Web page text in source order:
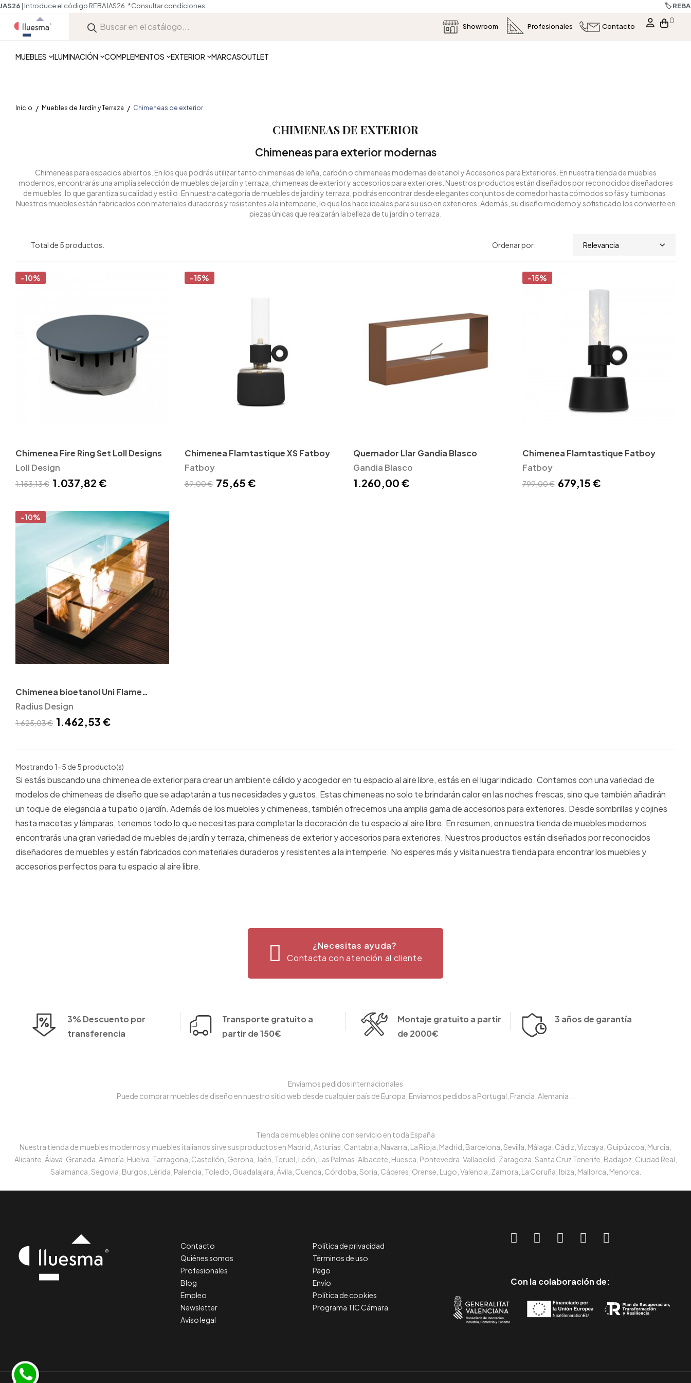
Showroom Profesionales Contacto
0
MUEBLES ILUMINACIÓN COMPLEMENTOS EXTERIOR MARCASOUTLET
Inicio Muebles de Jardín y Terraza Chimeneas de exterior
CHIMENEAS DE EXTERIOR
Chimeneas para exterior modernas
Chimeneas para espacios abiertos. En los que podrás utilizar tanto chimeneas de leña, carbón o chimeneas modernas de etanol y Accesorios para Exteriores. En nuestra tienda de muebles
modernos, encontrarás una amplia selección de muebles de jardín y terraza, chimeneas de exterior y accesorios para exteriores. Nuestros productos están diseñados por reconocidos diseñadores
de muebles, lo que garantiza su calidad y estilo. En nuestra categoría de muebles de jardín y terraza, podrás encontrar desde elegantes conjuntos de comedor hasta cómodos sofás y tumbonas.
Nuestros muebles están fabricados con materiales duraderos y resistentes a la intemperie, lo que los hace ideales para su uso en exteriores. Además, su diseño moderno y sofisticado los convierte en
piezas únicas que realzarán la belleza de tu jardín o terraza.
Total de 5 productos. Ordenar por: Relevancia
-10%
Chimenea Fire Ring Set Loll Designs
Loll Design
1.153,13 € 1.037,82 €
-15%
Chimenea Flamtastique XS Fatboy
Fatboy
89,00 € 75,65 €
Quemador Llar Gandia Blasco
Gandia Blasco
1.260,00 €
-15%
Chimenea Flamtastique Fatboy
Fatboy
799,00 € 679,15 €
-10%
Chimenea bioetanol Uni Flame
Radius design
Radius Design
1.625,03 € 1.462,53 €
Mostrando 1-5 de 5 producto(s)
Si estás buscando una chimenea de exterior para crear un ambiente cálido y acogedor en tu espacio al aire libre, estás en el lugar indicado. Contamos con una variedad de
modelos de chimeneas de diseño que se adaptarán a tus necesidades y gustos. Estas chimeneas no solo te brindarán calor en las noches frescas, sino que también añadirán
un toque de elegancia a tu patio o jardín. Además de los muebles y chimeneas, también ofrecemos una amplia gama de accesorios para exteriores. Desde sombrillas y cojines
hasta macetas y lámparas, tenemos todo lo que necesitas para completar la decoración de tu espacio al aire libre. En resumen, en nuestra tienda de muebles modernos
encontrarás una gran variedad de muebles de jardín y terraza, chimeneas de exterior y accesorios para exteriores. Nuestros productos están diseñados por reconocidos
diseñadores de muebles y están fabricados con materiales duraderos y resistentes a la intemperie. No esperes más y visita nuestra tienda para encontrar los muebles y
accesorios perfectos para tu espacio al aire libre.
¿Necesitas ayuda?
Contacta con atención al cliente
3% Descuento por
transferencia
Transporte gratuito a
partir de 150€
Montaje gratuito a partir
de 2000€
3 años de garantía
Enviamos pedidos internacionales
Puede comprar muebles de diseño en nuestro sitio web desde cualquier país de Europa, Enviamos pedidos a Portugal, Francia, Alemania...
Tienda de muebles online con servicio en toda España
Nuestra tienda de muebles modernos y muebles italianos sirve sus productos en Madrid, Asturias, Cantabria, Navarra, La Rioja, Madrid, Barcelona, Sevilla, Málaga, Cádiz, Vizcaya, Guipúzcoa, Murcia,
Alicante, Álava, Granada, Almería, Huelva, Tarragona, Castellón, Gerona, Jaén, Teruel, León, Las Palmas, Albacete, Huesca, Pontevedra, Valladolid, Zaragoza, Santa Cruz Tenerife, Badajoz, Ciudad Real,
Salamanca, Segovia, Burgos, Lérida, Palencia, Toledo, Guadalajara, Ávila, Cuenca, Córdoba, Soria, Cáceres, Orense, Lugo, Valencia, Zamora, La Coruña, Ibiza, Mallorca, Menorca.
Contacto
Quiénes somos
Profesionales
Blog
Empleo
Newsletter
Aviso legal
Política de privacidad
Términos de uso
Pago
Envío
Política de cookies
Programa TIC Cámara
Con la colaboración de: